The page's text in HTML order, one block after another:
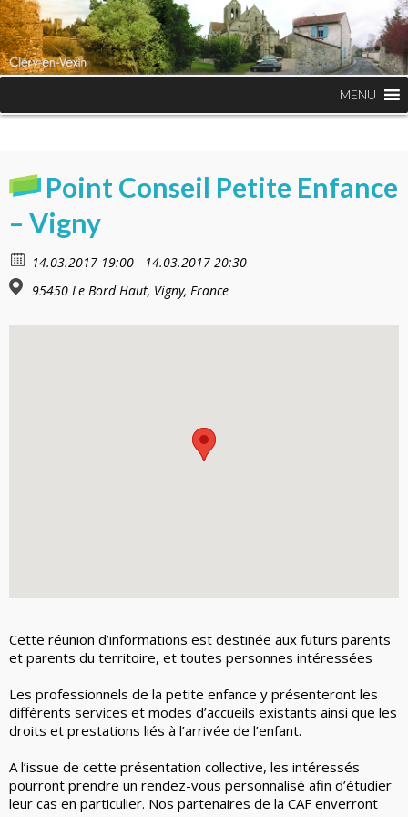
MENU
Point Conseil Petite Enfance
– Vigny
14.03.2017 19:00 - 14.03.2017 20:30
95450 Le Bord Haut, Vigny, France
Cette réunion d’informations est destinée aux futurs parents
et parents du territoire, et toutes personnes intéressées
Les professionnels de la petite enfance y présenteront les
différents services et modes d’accueils existants ainsi que les
droits et prestations liés à l’arrivée de l’enfant.
A l’issue de cette présentation collective, les intéressés
pourront prendre un rendez-vous personnalisé afin d’étudier
leur cas en particulier. Nos partenaires de la CAF enverront